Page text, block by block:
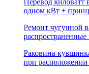
Перевод
одном кВт +
Ремонт чугунной
Раковина-
при